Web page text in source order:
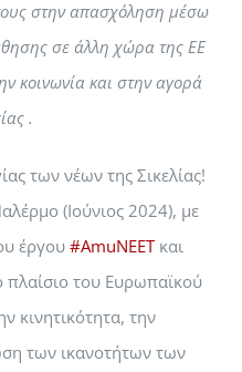
στην απασχόληση μέσω
σε άλλη χώρα της ΕΕ
κοινωνία και στην αγορά
.
των νέων της Σικελίας!
(Ιούνιος 2024), με
έργου #AmuNEETκαι
πλαίσιο του Ευρωπαϊκού
κινητικότητα, την
των ικανοτήτων των